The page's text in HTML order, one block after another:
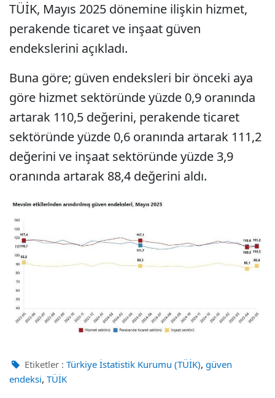
TÜİK, Mayıs 2025 dönemine ilişkin hizmet,
perakende ticaret ve inşaat güven
endekslerini açıkladı.
Buna göre; güven endeksleri bir önceki aya
göre hizmet sektöründe yüzde 0,9 oranında
artarak 110,5 değerini, perakende ticaret
sektöründe yüzde 0,6 oranında artarak 111,2
değerini ve inşaat sektöründe yüzde 3,9
oranında artarak 88,4 değerini aldı.
Etiketler : Türkiye İstatistik Kurumu (TÜİK), güven
endeksi, TÜİK